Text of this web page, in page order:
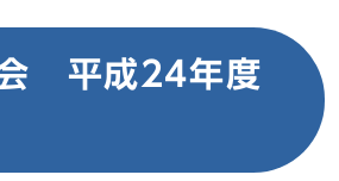
平成24年度